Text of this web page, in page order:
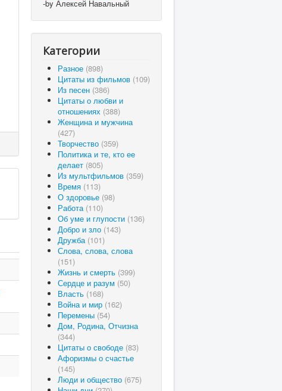
-by Алексей Навальный
Категории
Разное (898)
Цитаты из фильмов (109)
Из песен (386)
Цитаты о любви и
отношениях (388)
Женщина и мужчина
(427)
Творчество (359)
Политика и те, кто ее
делает (805)
Из мультфильмов (359)
Время (113)
О здоровье (98)
Работа (110)
Об уме и глупости (136)
Добро и зло (143)
Дружба (101)
Слова, слова, слова
(151)
Жизнь и смерть (399)
Сердце и разум (50)
Власть (168)
Война и мир (162)
Перемены (54)
Дом, Родина, Отчизна
(344)
Цитаты о свободе (83)
Афоризмы о счастье
(145)
Люди и общество (675)